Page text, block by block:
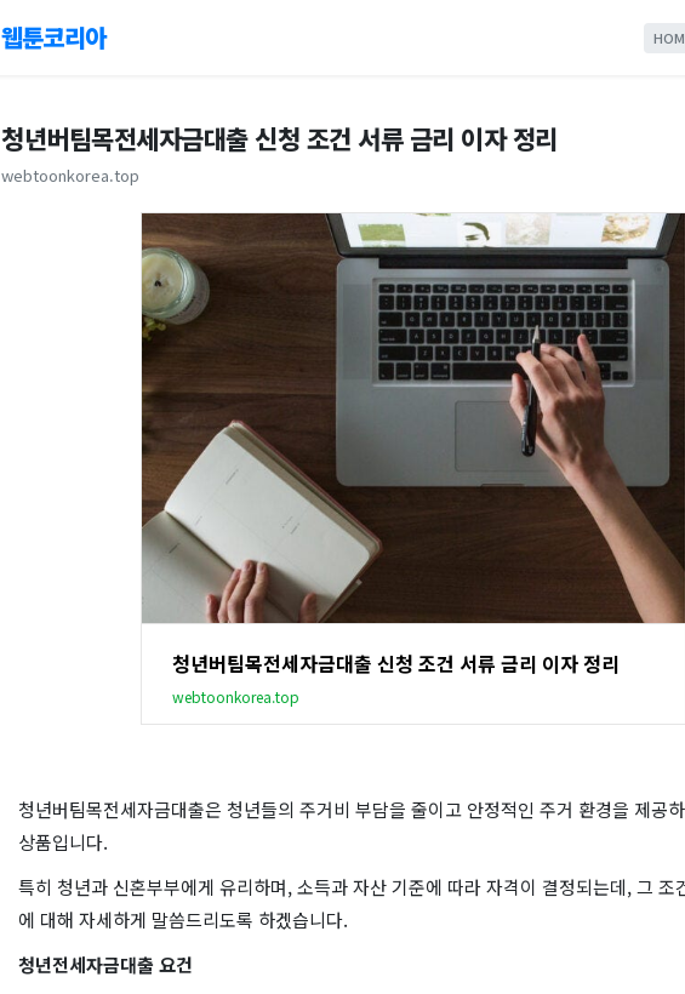
웹툰코리아
청년버팀목전세자금대출 신청 조건 서류 금리 이자 정리
webtoonkorea.top
청년버팀목전세자금대출 신청 조건 서류 금리 이자 정리
webtoonkorea.top
청년버팀목전세자금대출은 청년들의 주거비 부담을 줄이고 안정적인 주거 환경을 제공
상품입니다.
특히 청년과 신혼부부에게 유리하며, 소득과 자산 기준에 따라 자격이 결정되는데, 그 조
에 대해 자세하게 말씀드리도록 하겠습니다.
청년전세자금대출 요건